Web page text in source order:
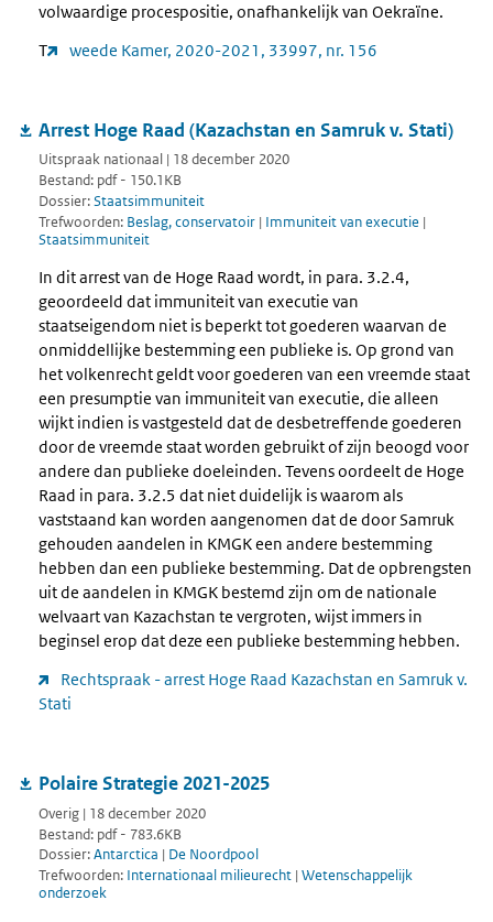
volwaardige procespositie, onafhankelijk van Oekraïne.
T
weede Kamer, 2020-2021, 33997, nr. 156
Arrest Hoge Raad (Kazachstan en Samruk v. Stati)
Uitspraak nationaal | 18 december 2020
Bestand: pdf - 150.1KB
Dossier:Staatsimmuniteit
Trefwoorden: Beslag, conservatoir | Immuniteit van executie |
Staatsimmuniteit
In dit arrest van de Hoge Raad wordt, in para. 3.2.4,
geoordeeld dat immuniteit van executie van
staatseigendom niet is beperkt tot goederen waarvan de
onmiddellijke bestemming een publieke is. Op grond van
het volkenrecht geldt voor goederen van een vreemde staat
een presumptie van immuniteit van executie, die alleen
wijkt indien is vastgesteld dat de desbetreffende goederen
door de vreemde staat worden gebruikt of zijn beoogd voor
andere dan publieke doeleinden. Tevens oordeelt de Hoge
Raad in para. 3.2.5 dat niet duidelijk is waarom als
vaststaand kan worden aangenomen dat de door Samruk
gehouden aandelen in KMGK een andere bestemming
hebben dan een publieke bestemming. Dat de opbrengsten
uit de aandelen in KMGK bestemd zijn om de nationale
welvaart van Kazachstan te vergroten, wijst immers in
beginsel erop dat deze een publieke bestemming hebben.
Rechtspraak - arrest Hoge Raad Kazachstan en Samruk v.
Stati
Polaire Strategie 2021-2025
Overig | 18 december 2020
Bestand: pdf - 783.6KB
Dossier:Antarctica | De Noordpool
Trefwoorden: Internationaal milieurecht | Wetenschappelijk
onderzoek